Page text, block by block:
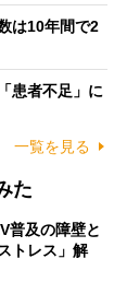
は10年間で2
患者不足」に
一覧を見る
た
普及の障壁と
トレス」解